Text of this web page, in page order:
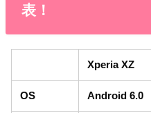
表！
Xperia XZ
OS Android 6.0